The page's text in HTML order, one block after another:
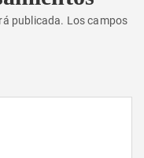
publicada. Los campos